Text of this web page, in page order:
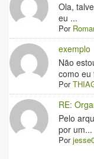
Ola,
eu ...
Por
exemplo
Não
como eu
Por
RE:
Pelo
por um...
Por